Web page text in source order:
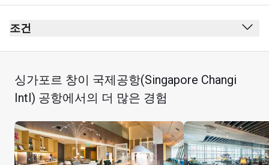
출발
보안 검사대 통과 후
(으)로 이동
Take the escalator before Gate B1 to Level 3
조건
금연(전자 담배 포함)
복장 규정 없음
현지 국내 통화만 이용 가능
싱가포르 창이 국제공항(Singapore Changi
Intl) 공항에서의 더 많은 경험